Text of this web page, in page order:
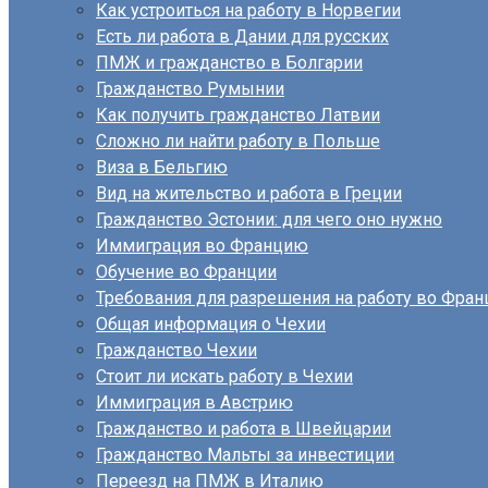
Как устроиться на работу в Норвегии
Есть ли работа в Дании для русских
ПМЖ и гражданство в Болгарии
Гражданство Румынии
Как получить гражданство Латвии
Сложно ли найти работу в Польше
Виза в Бельгию
Вид на жительство и работа в Греции
Гражданство Эстонии: для чего оно нужно
Иммиграция во Францию
Обучение во Франции
Требования для разрешения на работу во
Общая информация о Чехии
Гражданство Чехии
Стоит ли искать работу в Чехии
Иммиграция в Австрию
Гражданство и работа в Швейцарии
Гражданство Мальты за инвестиции
Переезд на ПМЖ в Италию